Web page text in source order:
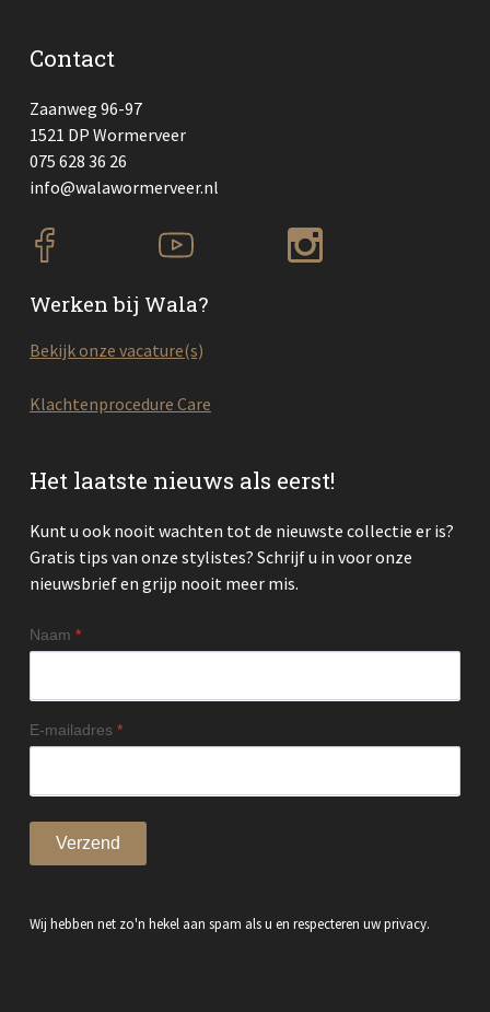
Contact
Zaanweg 96-97
1521 DP Wormerveer
075 628 36 26
info@walawormerveer.nl
Werken bij Wala?
Bekijk onze vacature(s)
Klachtenprocedure Care
Het laatste nieuws als eerst!
Kunt u ook nooit wachten tot de nieuwste collectie er is?
Gratis tips van onze stylistes? Schrijf u in voor onze
nieuwsbrief en grijp nooit meer mis.
Naam*
E-mailadres*
Verzend
Wij hebben net zo'n hekel aan spam als u en respecteren uw privacy.